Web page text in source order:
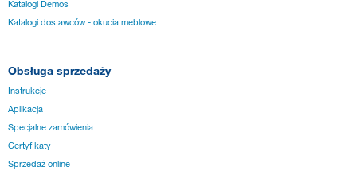
Katalogi Demos
Katalogi dostawców - okucia meblowe
Obsługa sprzedaży
Instrukcje
Aplikacja
Specjalne zamówienia
Certyfikaty
Sprzedaż online